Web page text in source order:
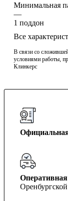
Минимальная
—
1 поддон
Все
В связи со
условиями работы,
Клинкерс
Оперативная